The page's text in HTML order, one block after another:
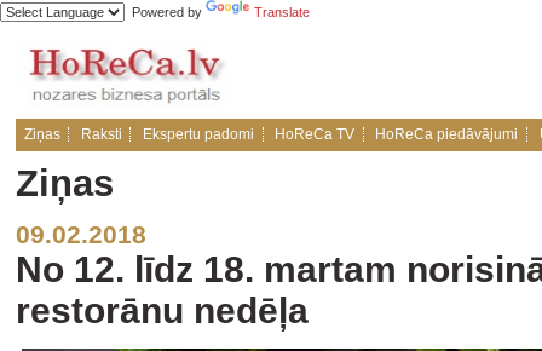
Powered by Translate
Ziņas Raksti Ekspertu padomi HoReCa TV HoReCa piedāvājumi
Ziņas
09.02.2018
No 12. līdz 18. martam
restorānu nedēļa